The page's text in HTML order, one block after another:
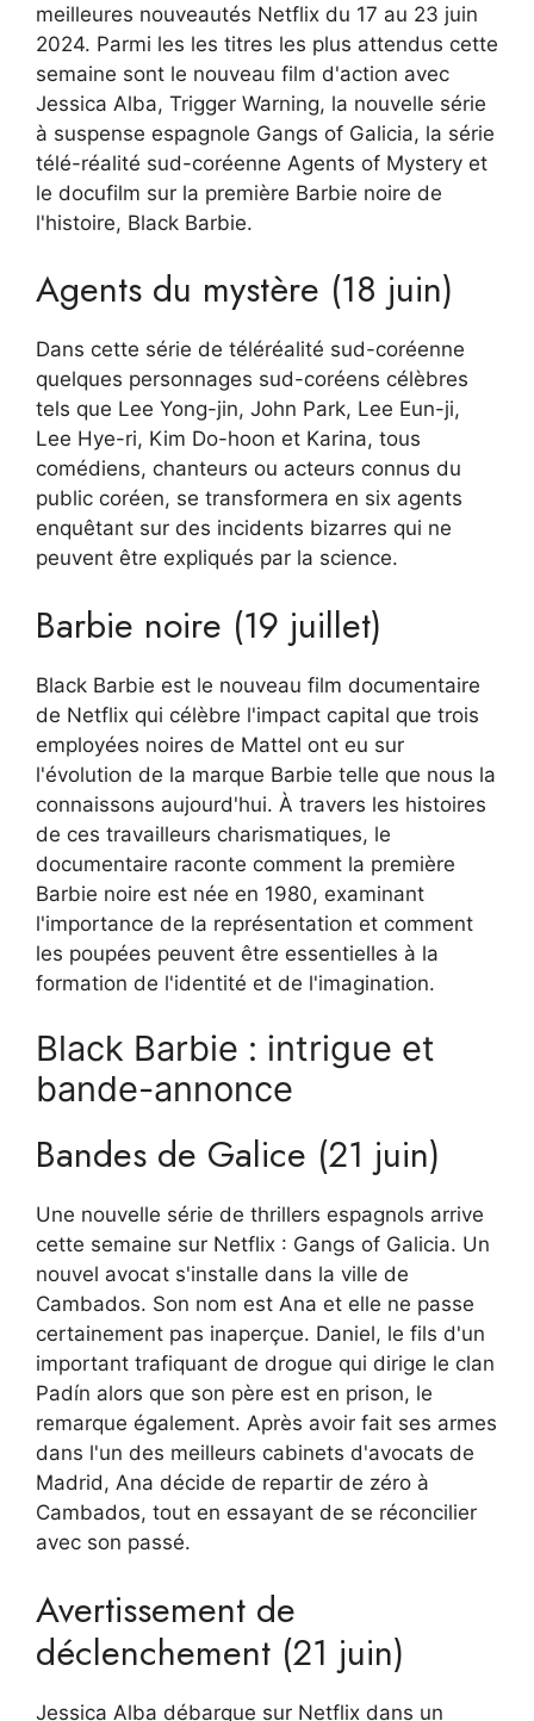
meilleures nouveautés Netflix du 17 au 23 juin
2024. Parmi les les titres les plus attendus cette
semaine sont le nouveau film d'action avec
Jessica Alba, Trigger Warning, la nouvelle série
à suspense espagnole Gangs of Galicia, la série
télé-réalité sud-coréenne Agents of Mystery et
le docufilm sur la première Barbie noire de
l'histoire, Black Barbie.
Agents du mystère (18 juin)
Dans cette série de téléréalité sud-coréenne
quelques personnages sud-coréens célèbres
tels que Lee Yong-jin, John Park, Lee Eun-ji,
Lee Hye-ri, Kim Do-hoon et Karina, tous
comédiens, chanteurs ou acteurs connus du
public coréen, se transformera en six agents
enquêtant sur des incidents bizarres qui ne
peuvent être expliqués par la science.
Barbie noire (19 juillet)
Black Barbie est le nouveau film documentaire
de Netflix qui célèbre l'impact capital que trois
employées noires de Mattel ont eu sur
l'évolution de la marque Barbie telle que nous la
connaissons aujourd'hui. À travers les histoires
de ces travailleurs charismatiques, le
documentaire raconte comment la première
Barbie noire est née en 1980, examinant
l'importance de la représentation et comment
les poupées peuvent être essentielles à la
formation de l'identité et de l'imagination.
Black Barbie : intrigue et
bande-annonce
Bandes de Galice (21 juin)
Une nouvelle série de thrillers espagnols arrive
cette semaine sur Netflix : Gangs of Galicia. Un
nouvel avocat s'installe dans la ville de
Cambados. Son nom est Ana et elle ne passe
certainement pas inaperçue. Daniel, le fils d'un
important trafiquant de drogue qui dirige le clan
Padín alors que son père est en prison, le
remarque également. Après avoir fait ses armes
dans l'un des meilleurs cabinets d'avocats de
Madrid, Ana décide de repartir de zéro à
Cambados, tout en essayant de se réconcilier
avec son passé.
Avertissement de
déclenchement (21 juin)
Jessica Alba débarque sur Netflix dans un